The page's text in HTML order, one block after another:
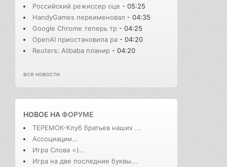
Российский режиссер оце - 05:25
HandyGames переименовал - 04:35
Google Chrome теперь тр - 04:25
OpenAI приостановила ра - 04:20
Reuters: Alibaba планир - 04:20
все новости
НОВОЕ НАФОРУМЕ
ТЕРЕМОК-Клуб братьев наших ...
Ассоциации...
Игра Слова =)...
Игра на две последние буквы...